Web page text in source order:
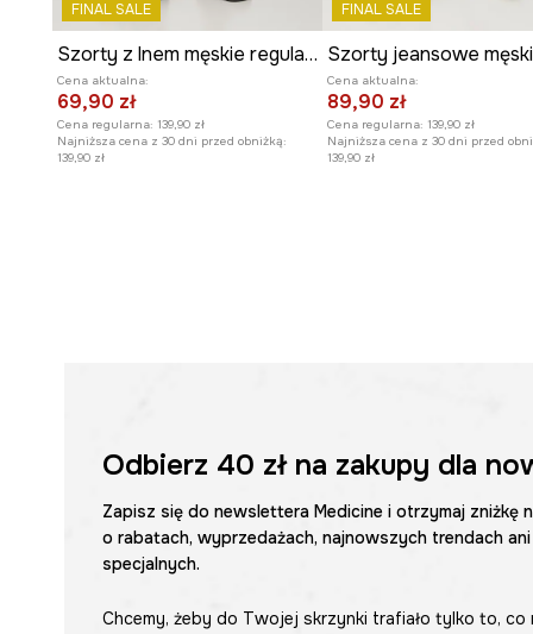
FINAL SALE
Szorty z lnem męskie regular melanżowe kolor szary
Cena aktualna:
69,90 zł
Cena regularna: 139,90 zł
Najniższa cena z 30 dni przed obniżką:
139,90 zł
FINAL SALE
Cena aktualna:
89,90 zł
Cena regularna: 139,90 zł
Najniższa cena z 30 dni przed
139,90 zł
Odbierz 40 złna zakupy dla
Zapisz się do newslettera Medicine i otrzymaj zniżkę
o rabatach, wyprzedażach, najnowszych trendach
specjalnych.
Chcemy, żeby do Twojej skrzynki trafiało tylko to,